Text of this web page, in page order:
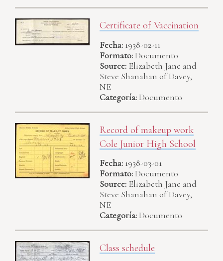
Certificate of Vaccination
Fecha: 1938-02-11
Formato:Documento
Source: Elizabeth Jane and
Steve Shanahan of Davey,
NE
Categoría:Documento
Record of makeup work
Cole Junior High School
Fecha: 1938-03-01
Formato:Documento
Source: Elizabeth Jane and
Steve Shanahan of Davey,
NE
Categoría:Documento
Class schedule